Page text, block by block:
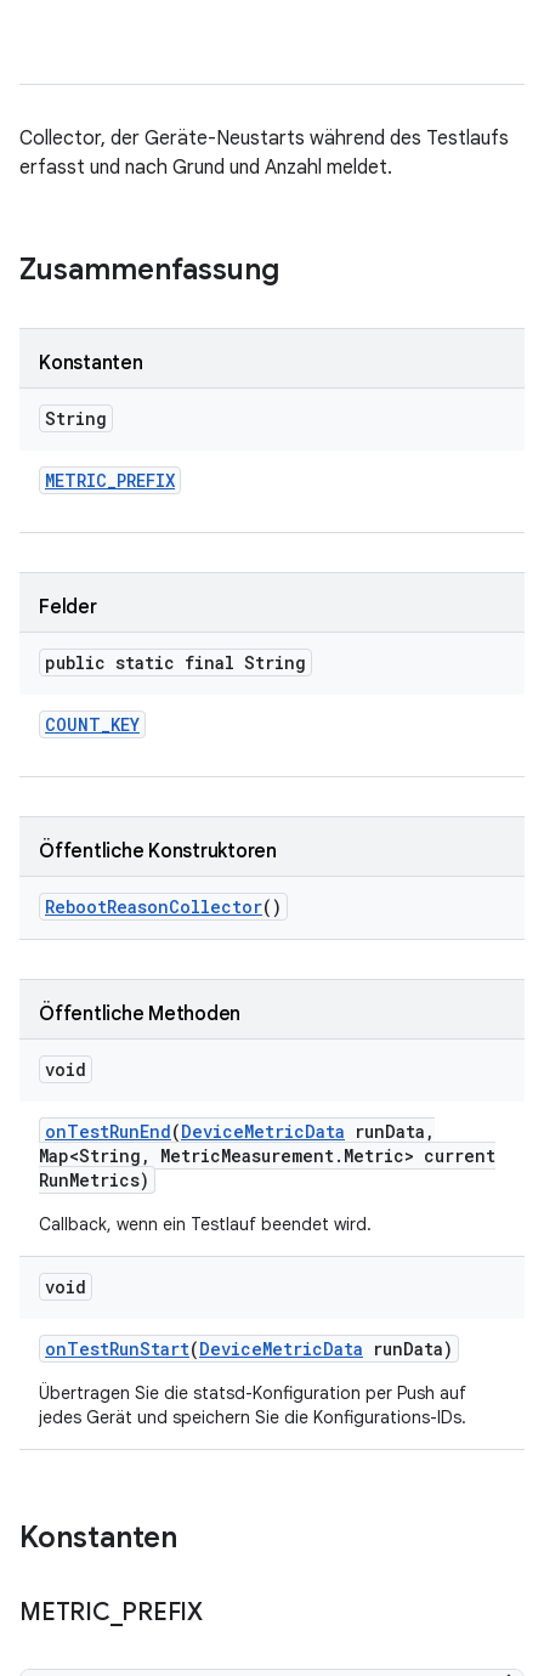
Collector, der Geräte-Neustarts während des Testlaufs
erfasst und nach Grund und Anzahl meldet.
Zusammenfassung
Konstanten
String
METRIC_PREFIX
Felder
public static final String
COUNT_KEY
Öffentliche Konstruktoren
RebootReasonCollector()
Öffentliche Methoden
void
onTestRunEnd(DeviceMetricData runData ,
Map<String , MetricMeasurement. Metric> current
RunMetrics)
Callback, wenn ein Testlauf beendet wird.
void
onTestRunStart(DeviceMetricData runData)
Übertragen Sie die statsd-Konfiguration per Push auf
jedes Gerät und speichern Sie die Konfigurations-IDs.
Konstanten
METRIC PREFIX